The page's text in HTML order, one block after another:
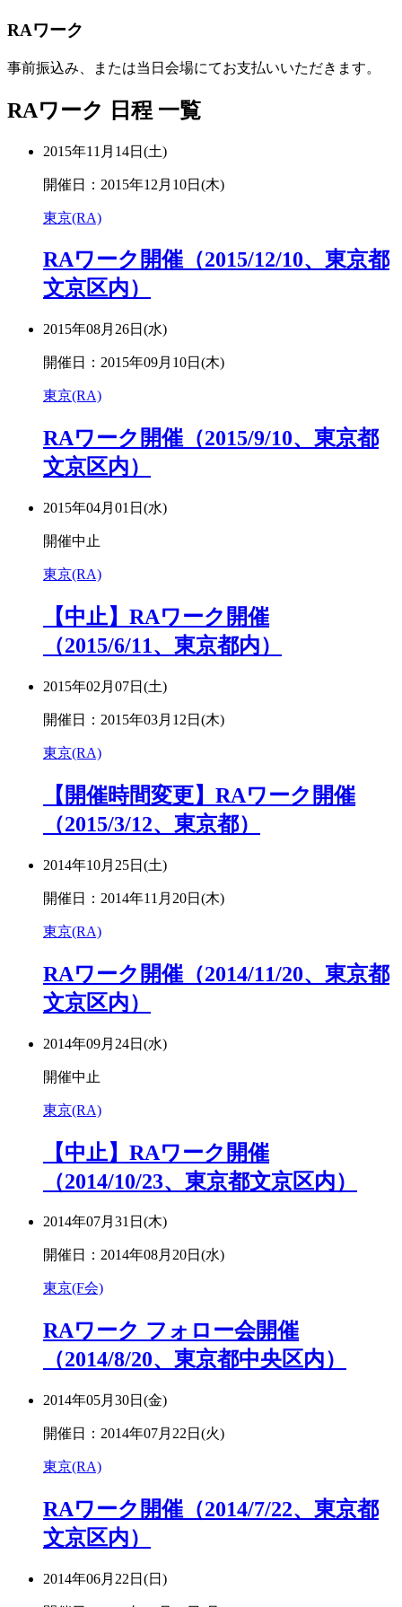
RAワーク
事前振込み、または当日会場にてお支払いいただきます。
RAワーク 日程 一覧
2015年11月14日(土)
開催日：2015年12月10日(木)
東京(RA)
RAワーク開催（2015/12/10、東京都
文京区内）
2015年08月26日(水)
開催日：2015年09月10日(木)
東京(RA)
RAワーク開催（2015/9/10、東京都
文京区内）
2015年04月01日(水)
開催中止
東京(RA)
【中止】RAワーク開催
（2015/6/11、東京都内）
2015年02月07日(土)
開催日：2015年03月12日(木)
東京(RA)
【開催時間変更】RAワーク開催
（2015/3/12、東京都）
2014年10月25日(土)
開催日：2014年11月20日(木)
東京(RA)
RAワーク開催（2014/11/20、東京都
文京区内）
2014年09月24日(水)
開催中止
東京(RA)
【中止】RAワーク開催
（2014/10/23、東京都文京区内）
2014年07月31日(木)
開催日：2014年08月20日(水)
東京(F会)
RAワーク フォロー会開催
（2014/8/20、東京都中央区内）
2014年05月30日(金)
開催日：2014年07月22日(火)
東京(RA)
RAワーク開催（2014/7/22、東京都
文京区内）
2014年06月22日(日)